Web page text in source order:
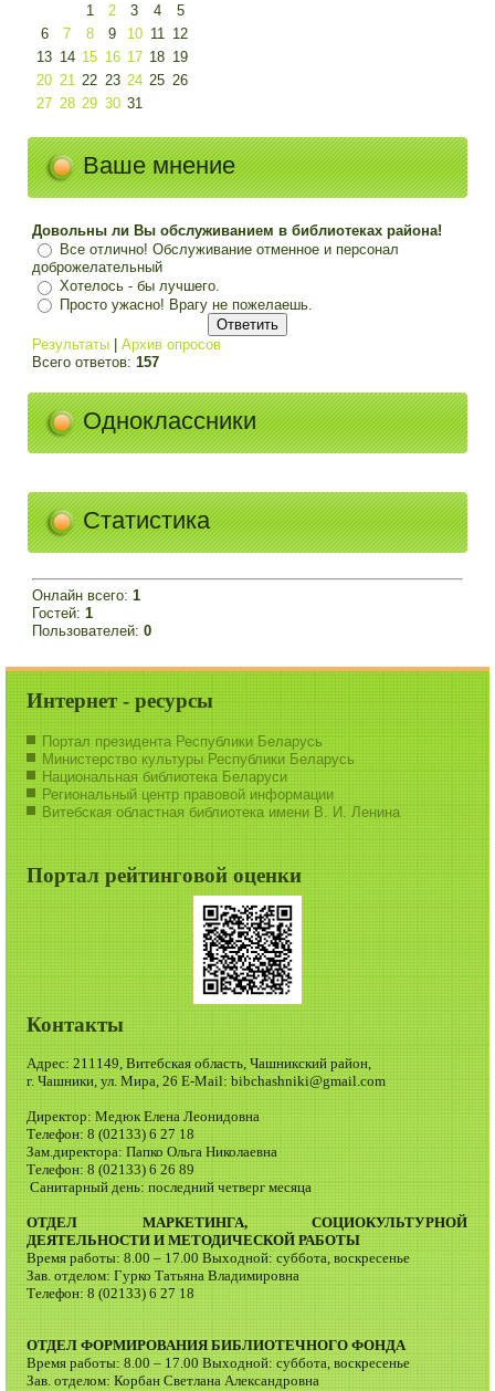
1
2 3 4
5
6
7 8 9 10 11
12
13 14 15 16 17 18 19
20 21 22 23 24 25 26
27 28 29 30 31
Ваше мнение
Довольны ли Вы обслуживанием в библиотеках района!
Все отлично! Обслуживание отменное и персонал
доброжелательный
Хотелось - бы лучшего.
Просто ужасно! Врагу не пожелаешь.
Результаты |Архив опросов
Всего ответов:157
Одноклассники
Статистика
Онлайн всего:1
Гостей:1
Пользователей:0
Интернет - ресурсы
Портал президента Республики Беларусь
Министерство культуры Республики Беларусь
Национальная библиотека Беларуси
Региональный центр правовой информации
Витебская областная библиотека имени В. И. Ленина
Портал рейтинговой оценки
Контакты
Адрес: 211149, Витебская область, Чашникский район,
г. Чашники, ул. Мира, 26 E-Mail: bibchashniki@gmail.com
Директор: Медюк Елена Леонидовна
Телефон: 8 (02133) 6 27 18
Зам.директора: Папко Ольга Николаевна
Телефон: 8 (02133) 6 26 89
Санитарный день: последний четверг месяца
ОТДЕЛ МАРКЕТИНГА, СОЦИОКУЛЬТУРНОЙ
ДЕЯТЕЛЬНОСТИ И МЕТОДИЧЕСКОЙ РАБОТЫ
Время работы: 8.00 – 17.00 Выходной: суббота, воскресенье
Зав. отделом: Гурко Татьяна Владимировна
Телефон: 8 (02133) 6 27 18
ОТДЕЛ ФОРМИРОВАНИЯ БИБЛИОТЕЧНОГО ФОНДА
Время работы: 8.00 – 17.00 Выходной: суббота, воскресенье
Зав. отделом: Корбан Светлана Александровна